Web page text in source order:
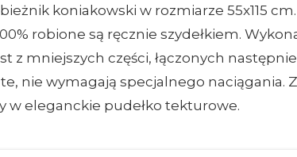
koniakowski w rozmiarze 55x115
robione są ręcznie szydełkiem.
z mniejszych części, łączonych
nie wymagają specjalnego naciągania.
w eleganckie pudełko tekturowe.